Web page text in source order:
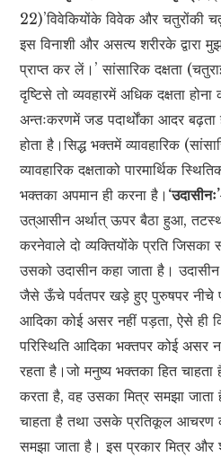
22)’विवेकियोंके विवेक और चतुरोंकी
इस विनाशी और असत्य शरीरके द्वारा
प्राप्त कर लें।’ सांसारिक दक्षता
दृष्टिसे तो व्यवहारमें अधिक दक्षता
अन्तःकरणमें जड पदार्थोंका आदर
होता है।सिद्ध भक्तमें व्यावहारिक
व्यावहारिक दक्षताको पारमार्थिक
भक्तका अपमान ही करना है।
उत्आसीन अर्थात् ऊपर बैठा हुआ, तटस्थ,
करनेवाले दो व्यक्तियोंके प्रति जिसका
उसको उदासीन कहा जाता है। उदासीन
जैसे ऊँचे पर्वतपर खड़े हुए पुरुषपर नीचे
आदिका कोई असर नहीं पड़ता, ऐसे ही
परिस्थिति आदिका भक्तपर कोई असर
रहता है।जो मनुष्य भक्तका हित
करता है, वह उसका मित्र समझा
चाहता है तथा उसके प्रतिकूल आचरण
समझा जाता है। इस प्रकार मित्र